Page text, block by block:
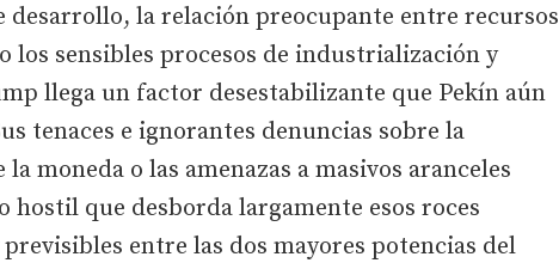
desarrollo, la relación preocupante entre recursos
los sensibles procesos de industrialización y
llega un factor desestabilizante que Pekín aún
tenaces e ignorantes denuncias sobre la
moneda o las amenazas a masivos aranceles
hostil que desborda largamente esos roces
previsibles entre las dos mayores potencias del